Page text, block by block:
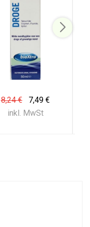
8,24 €
7,49 €
inkl. MwSt